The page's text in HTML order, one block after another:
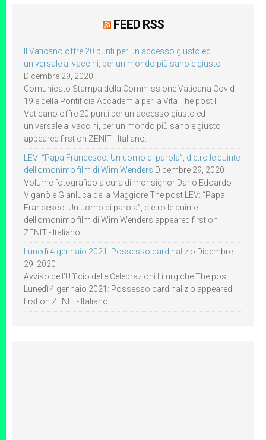
FEED RSS
Il Vaticano offre 20 punti per un accesso giusto ed
universale ai vaccini, per un mondo più sano e giusto
Dicembre 29, 2020
Comunicato Stampa della Commissione Vaticana Covid-
19 e della Pontificia Accademia per la Vita The post Il
Vaticano offre 20 punti per un accesso giusto ed
universale ai vaccini, per un mondo più sano e giusto
appeared first on ZENIT - Italiano.
LEV: “Papa Francesco. Un uomo di parola”, dietro le quinte
dell’omonimo film di Wim Wenders Dicembre 29, 2020
Volume fotografico a cura di monsignor Dario Edoardo
Viganò e Gianluca della Maggiore The post LEV: “Papa
Francesco. Un uomo di parola”, dietro le quinte
dell’omonimo film di Wim Wenders appeared first on
ZENIT - Italiano.
Lunedì 4 gennaio 2021: Possesso cardinalizio Dicembre
29, 2020
Avviso dell’Ufficio delle Celebrazioni Liturgiche The post
Lunedì 4 gennaio 2021: Possesso cardinalizio appeared
first on ZENIT - Italiano.